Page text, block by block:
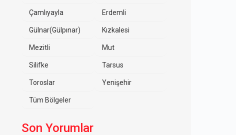
Çamlıyayla Erdemli
Gülnar(Gülpınar) Kızkalesi
Mezitli Mut
Silifke Tarsus
Toroslar Yenişehir
Tüm Bölgeler
Son Yorumlar